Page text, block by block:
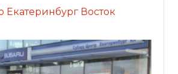
Екатеринбург Восток